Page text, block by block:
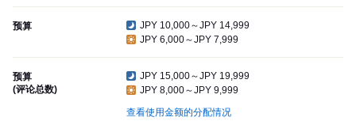
预算
JPY 10,000～JPY 14,999
JPY 6,000～JPY 7,999
预算
(评论总数)
JPY 15,000～JPY 19,999
JPY 8,000～JPY 9,999
查看使用金额的分配情况